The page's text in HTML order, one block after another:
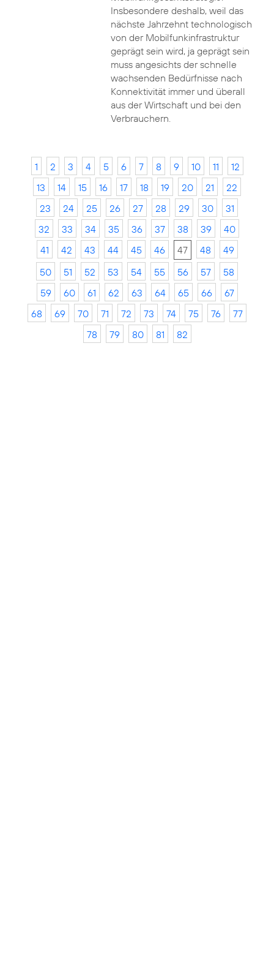
Insbesondere deshalb, weil das
nächste Jahrzehnt technologisch
von der Mobilfunkinfrastruktur
geprägt sein wird, ja geprägt sein
muss angesichts der schnelle
wachsenden Bedürfnisse nach
Konnektivität immer und überall
aus der Wirtschaft und bei den
Verbrauchern.
1 2 3 4 5 6 7 8 9 10 11
12
13
14 15 16 17 18 19 20 21
22
23
24 25 26 27 28 29 30
31
32
33 34 35 36 37 38 39
40
41
42 43 44 45 46 47 48
49
50
51 52 53 54 55 56 57
58
59
60 61 62 63 64 65 66
67
68
69 70 71 72 73 74 75 76
77
78
79 80 81 82